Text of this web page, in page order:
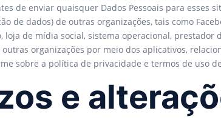
de enviar quaisquer Dados Pessoais para esses
de dados) de outras organizações, tais como
de mídia social, sistema operacional,
organizações por meio dos aplicativos,
sobre a política de privacidade e termos de uso
e